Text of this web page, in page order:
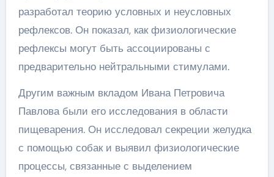
разработал теорию условных и неусловных
рефлексов. Он показал, как физиологические
рефлексы могут быть ассоциированы с
предварительно нейтральными стимулами.
Другим важным вкладом Ивана Петровича
Павлова были его исследования в области
пищеварения. Он исследовал секреции желудка
с помощью собак и выявил физиологические
процессы, связанные с выделением